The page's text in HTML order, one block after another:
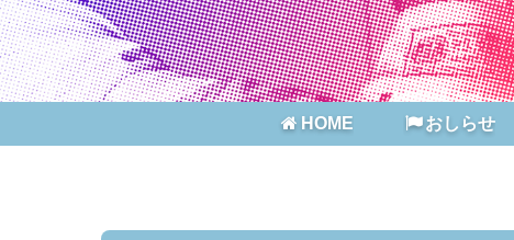
HOME おしらせ